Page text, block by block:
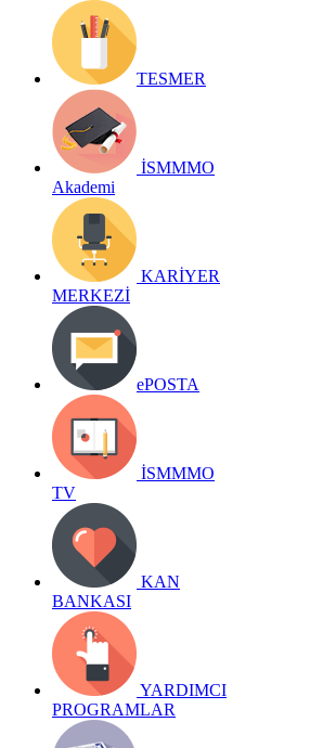
TESMER
İSMMMO
Akademi
KARİYER
MERKEZİ
ePOSTA
İSMMMO
TV
KAN
BANKASI
YARDIMCI
PROGRAMLAR